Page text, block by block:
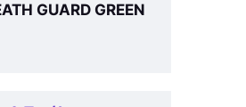
GUARD GREEN